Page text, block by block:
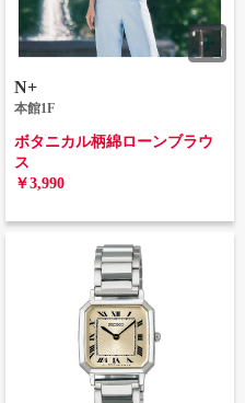
N+
本館1F
ボタニカル柄綿ローンブラウ
ス
￥3,990